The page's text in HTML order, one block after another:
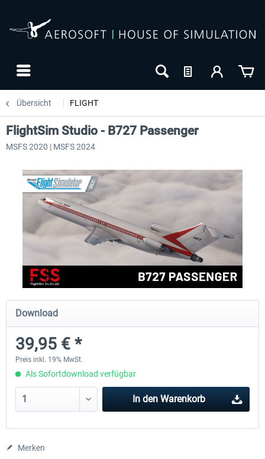
Übersicht FLIGHT
24h FREE
EmergencyDispatcherPro - 24h Free
0,00 € *
FlightSim Studio - B727 Passenger
MSFS 2020 | MSFS 2024
Download
39,95 € *
Preis inkl. 19% MwSt.
Als Sofortdownload verfügbar
In den Warenkorb
Merken